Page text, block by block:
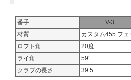
番手 V-3
材質
カスタム455 フ
ロフト角
20度
ライ角
59°
クラブの長さ
39.5